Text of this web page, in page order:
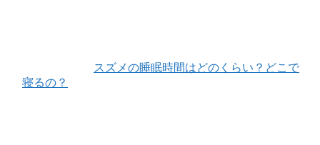
スズメの睡眠時間はどのくらい？どこで
寝るの？